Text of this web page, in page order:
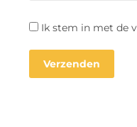
Ik stem in met de